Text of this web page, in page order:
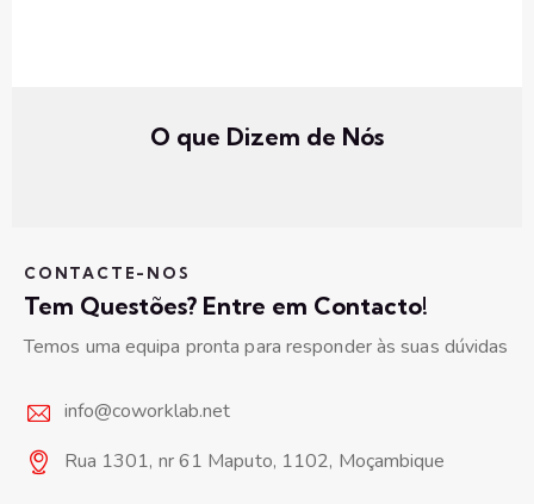
O que Dizem de Nós
CONTACTE-NOS
Tem Questões? Entre em Contacto!
Temos uma equipa pronta para responder às suas dúvidas
info@coworklab.net
Rua 1301, nr 61 Maputo, 1102, Moçambique